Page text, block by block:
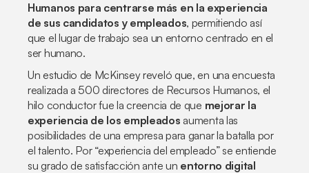
Humanos para centrarse más en la experiencia
de sus candidatos y empleados, permitiendo así
que el lugar de trabajo sea un entorno centrado en el
ser humano.
Un estudio de McKinsey reveló que, en una encuesta
realizada a 500 directores de Recursos Humanos, el
hilo conductor fue la creencia de que mejorar la
experiencia de los empleados aumenta las
posibilidades de una empresa para ganar la batalla por
el talento. Por “experiencia del empleado” se entiende
su grado de satisfacción ante un entorno digital